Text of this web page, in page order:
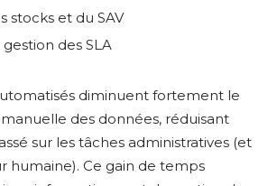
stocks et du SAV
des SLA
diminuent fortement le
des données, réduisant
sur les tâches administratives (et
humaine). Ce gain de temps